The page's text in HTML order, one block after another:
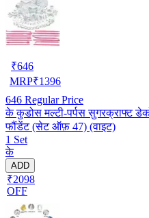
₹646
MRP₹1396
646 Regular Price
के कुडोस मल्टी-पर्पस सुगरक्राफ्ट
फौंडेंट (सेट ऑफ़ 47) (वाइट)
1 Set
के
ADD
₹2098
OFF